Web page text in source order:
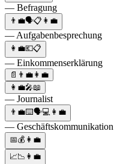
— Befragung
👨‍💼🗣📋👩‍💼
— Aufgabenbesprechung
👩‍💼💶📋
— Einkommenserklärung
📄👨‍💼👩‍💼
👩‍💼🎤📖
— Journalist
👨‍💼⌨️🗣💻👩‍💼
— Geschäftskommunikation
📅💰👩‍💼
📈📉👩‍💼